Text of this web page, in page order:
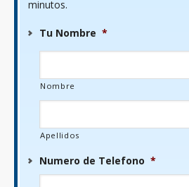
minutos.
Tu Nombre *
Nombre
Apellidos
Numero de Telefono *